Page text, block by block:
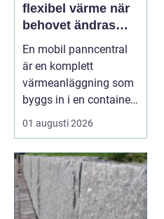
flexibel värme när
behovet ändras
snabbt
En mobil panncentral
är en komplett
värmeanläggning som
byggs in i en container
eller trailer och ko...
01 augusti 2026